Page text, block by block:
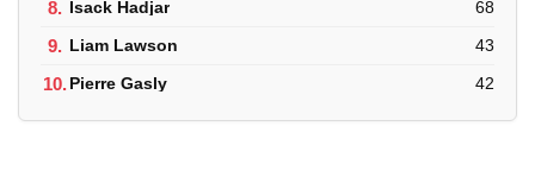
8. Isack Hadjar 68
9. Liam Lawson 43
10.Pierre Gasly 42